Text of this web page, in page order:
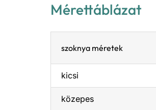
Mérettáblázat
szoknya méretek
kicsi
közepes